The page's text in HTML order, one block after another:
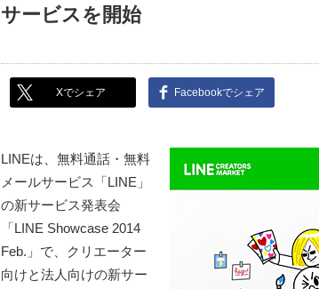
サービスを開始
Xでシェア Facebookでシェア
LINEは、無料通話・無料
メールサービス「LINE」
の新サービス発表会
「LINE Showcase 2014
Feb.」で、クリエーター
向けと法人向けの新サー